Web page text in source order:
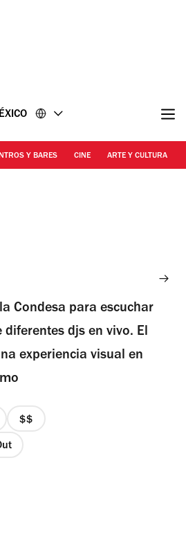
Y BARES CINE ARTE Y CULTURA
Condesa para escuchar
diferentes djs en vivo. El
experiencia visual en
precio